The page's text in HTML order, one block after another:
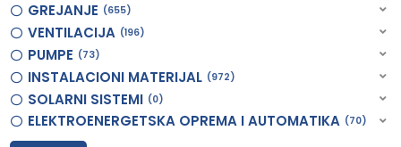
GREJANJE 655
VENTILACIJA 196
PUMPE 73
INSTALACIONI MATERIJAL 972
SOLARNI SISTEMI 0
ELEKTROENERGETSKA OPREMA I AUTOMATIKA 70